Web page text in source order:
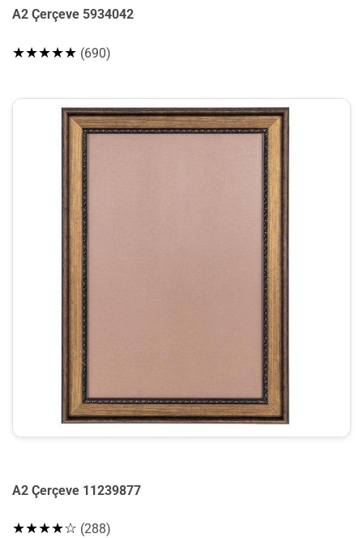
A2 Çerçeve 5934042
★★★★★ (690)
A2 Çerçeve 11239877
★★★★☆ (288)